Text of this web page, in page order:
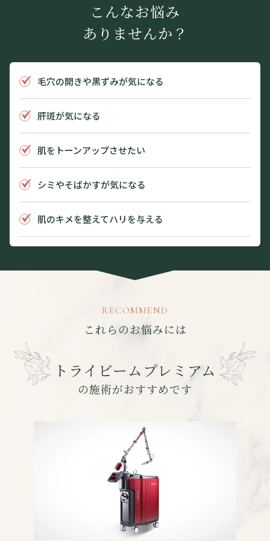
こんなお悩み
ありませんか？
毛穴の開きや黒ずみが気になる
肝斑が気になる
肌をトーンアップさせたい
シミやそばかすが気になる
肌のキメを整えてハリを与える
RECOMMEND
これらのお悩みには
トライビームプレミアム
の施術がおすすめです